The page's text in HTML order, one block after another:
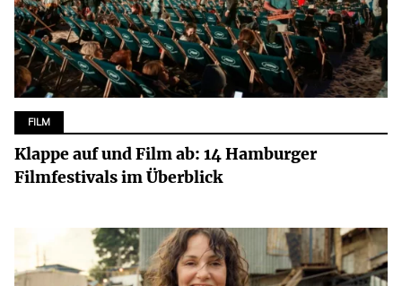
FILM
Klappe auf und Film ab: 14 Hamburger
Filmfestivals im Überblick